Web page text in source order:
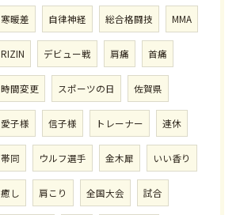
寒暖差 自律神経 総合格闘技 MMA
RIZIN デビュー戦 肩痛 首痛
時間変更 スポーツの日 佐賀県
愛子様 信子様 トレーナー 連休
帯同 ウルフ選手 金木犀 いい香り
癒し 肩こり 全国大会 試合